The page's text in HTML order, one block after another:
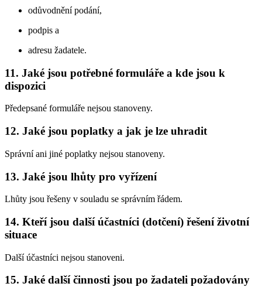
odůvodnění podání,
podpis a
adresu žadatele.
11. Jaké jsou potřebné formuláře a kde jsou k
dispozici
Předepsané formuláře nejsou stanoveny.
12. Jaké jsou poplatky a jak je lze uhradit
Správní ani jiné poplatky nejsou stanoveny.
13. Jaké jsou lhůty pro vyřízení
Lhůty jsou řešeny v souladu se správním řádem.
14. Kteří jsou další účastníci (dotčení) řešení životní
situace
Další účastníci nejsou stanoveni.
15. Jaké další činnosti jsou po žadateli požadovány